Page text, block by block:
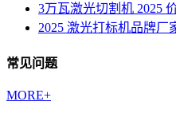
3万瓦激光切割机 2025
2025 激光打标机品牌厂
常见问题
MORE+